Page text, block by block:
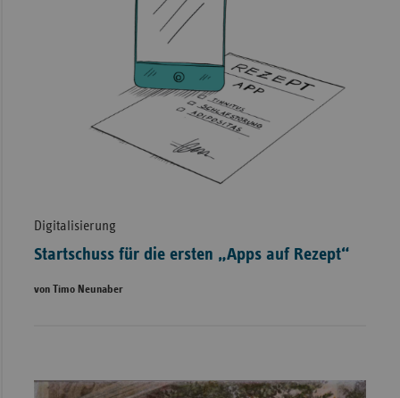
Digitalisierung
Startschuss für die ersten „Apps auf Rezept“
von Timo Neunaber